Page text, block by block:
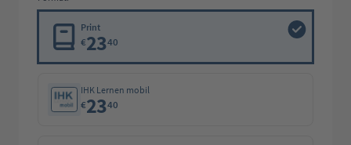
Print
€2340
IHK Lernen mobil
€2340